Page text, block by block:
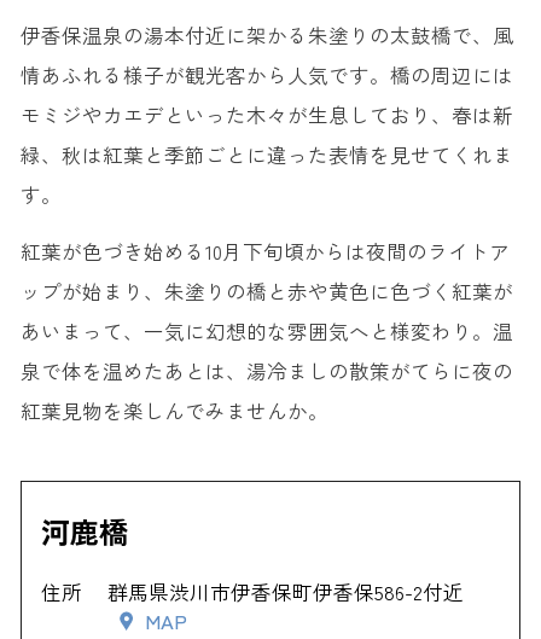
伊香保温泉の湯本付近に架かる朱塗りの太鼓橋で、風
情あふれる様子が観光客から人気です。橋の周辺には
モミジやカエデといった木々が生息しており、春は新
緑、秋は紅葉と季節ごとに違った表情を見せてくれま
す。
紅葉が色づき始める10月下旬頃からは夜間のライトア
ップが始まり、朱塗りの橋と赤や黄色に色づく紅葉が
あいまって、一気に幻想的な雰囲気へと様変わり。温
泉で体を温めたあとは、湯冷ましの散策がてらに夜の
紅葉見物を楽しんでみませんか。
河鹿橋
住所
群馬県渋川市伊香保町伊香保586-2付近
MAP